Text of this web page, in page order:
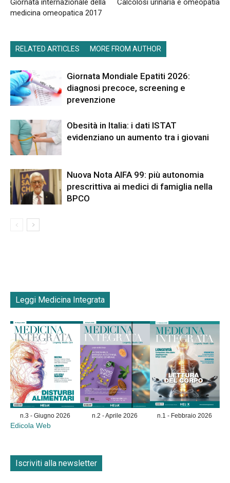
Giornata internazionale della
medicina omeopatica 2017
Calcolosi urinaria e omeopatia
RELATED ARTICLES MORE FROM AUTHOR
Giornata Mondiale Epatiti 2026:
diagnosi precoce, screening e
prevenzione
Obesità in Italia: i dati ISTAT
evidenziano un aumento tra i giovani
Nuova Nota AIFA 99: più autonomia
prescrittiva ai medici di famiglia nella
BPCO
Leggi Medicina Integrata
n.3 - Giugno 2026 n.2 - Aprile 2026 n.1 - Febbraio 2026
Edicola Web
Iscriviti alla newsletter